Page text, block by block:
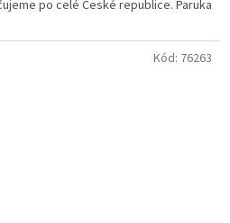
po celé České republice. Paruka
Kód: 76263